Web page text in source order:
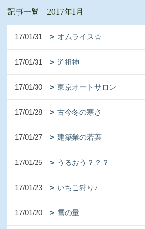
記事一覧｜2017年1月
17/01/31 オムライス☆
17/01/31 道祖神
17/01/30 東京オートサロン
17/01/28 古今冬の寒さ
17/01/27 建築業の若葉
17/01/25 うるおう？？？
17/01/23 いちご狩り♪
17/01/20 雪の量